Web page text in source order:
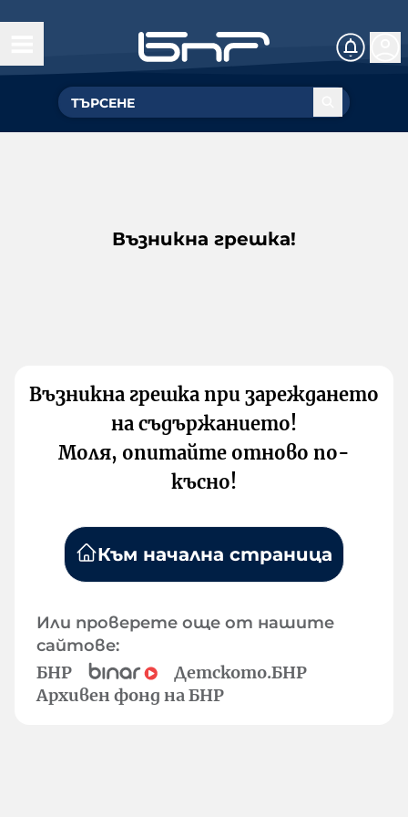
Възникна грешка!
Възникна грешка при зареждането
на съдържанието!
Моля, опитайте отново по-
късно!
Към начална страница
Или проверете още от нашите
сайтове:
БНР
Детското.БНР
Архивен фонд на БНР